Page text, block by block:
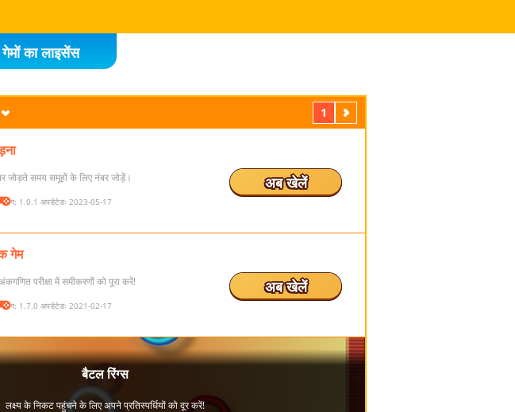
गेमों का लाइसेंस
1 अगला
जोड़ते समय समूहों के लिए नंबर जोड़ें।
1.0.1 अपडेटेडः 2023-05-17
अब खेलें
गेम
परीक्षा में समीकरणों को पूरा करें!
1.7.0 अपडेटेडः 2021-02-17
अब खेलें